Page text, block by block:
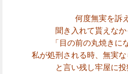
何度無実を訴
聞き入れて貰えな
「 目の前の丸焼きに
私が処刑される時、無実な
と言い残し牢屋に